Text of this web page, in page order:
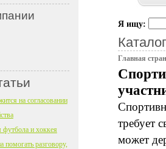
Я ищу:
Главная
требует
может
на согласовании
футбола и хоккея
помогать разговору,